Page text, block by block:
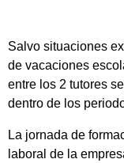
Salvo situaciones
de vacaciones
entre los 2 tutores
dentro de los
La jornada de
laboral de la